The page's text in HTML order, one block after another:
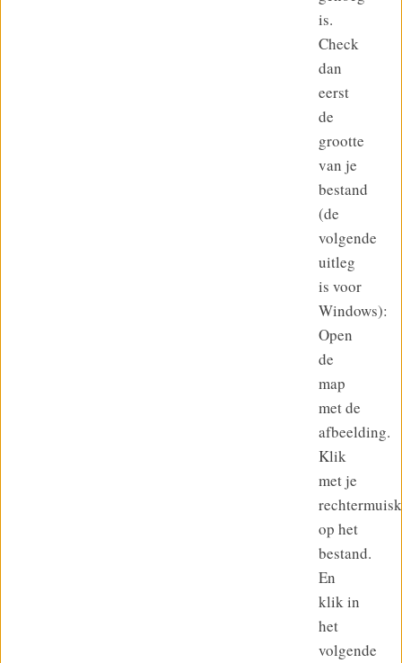
is.
Check
dan
eerst
de
grootte
van je
bestand
(de
volgende
uitleg
is voor
Windows):
Open
de
map
met de
afbeelding.
Klik
met je
op het
bestand.
En
klik in
het
volgende